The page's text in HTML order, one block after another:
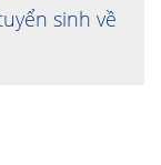
sinh về